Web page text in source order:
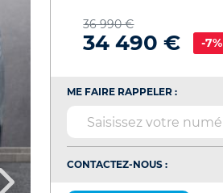
36 990 €
34 490 € -7%
ME FAIRE RAPPELER :
CONTACTEZ-NOUS :